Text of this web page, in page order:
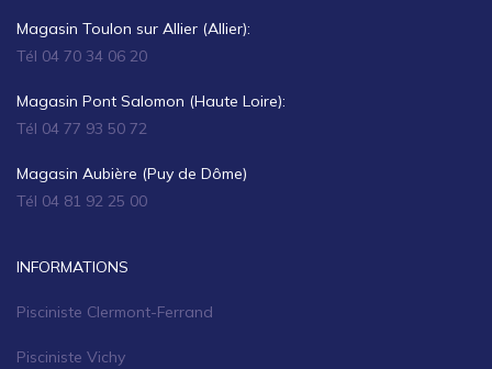
Magasin Toulon sur Allier (Allier):
Tél 04 70 34 06 20
Magasin Pont Salomon (Haute Loire):
Tél 04 77 93 50 72
Magasin Aubière (Puy de Dôme)
Tél 04 81 92 25 00
INFORMATIONS
Pisciniste Clermont-Ferrand
Pisciniste Vichy